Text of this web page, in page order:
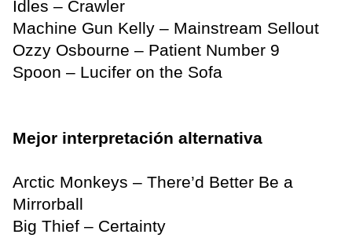
Idles – Crawler
Machine Gun Kelly – Mainstream Sellout
Ozzy Osbourne – Patient Number 9
Spoon – Lucifer on the Sofa
Mejor interpretación alternativa
Arctic Monkeys – There’d Better Be a
Mirrorball
Big Thief – Certainty